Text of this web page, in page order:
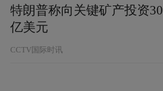
特朗普称向关键矿产投资30
亿美元
CCTV国际时讯